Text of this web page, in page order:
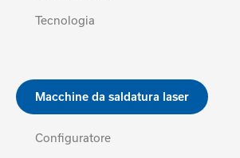
Tecnologia
Macchine da saldatura laser
Configuratore